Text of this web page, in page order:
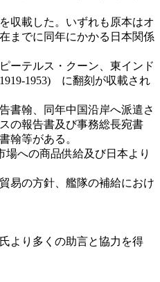
収載した。いずれも原本はオ
までに同年にかかる日本関係
ーテルス・クーン、東インド
1919-1953) に翻刻が収載され
書翰、同年中国沿岸へ派遣さ
の報告書及び事務総長宛書
翰等がある。
への商品供給及び日本より
易の方針、艦隊の補給におけ
より多くの助言と協力を得